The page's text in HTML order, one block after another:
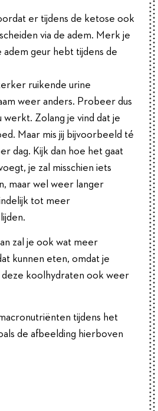
er tijdens de ketose ook
via de adem. Merk je
geur hebt tijdens de
ruikende urine
weer anders. Probeer dus
werkt. Zolang je vind dat je
Maar mis jij bijvoorbeeld té
dag. Kijk dan hoe het gaat
je zal misschien iets
maar wel weer langer
tot meer
zal je ook wat meer
kunnen eten, omdat je
koolhydraten ook weer
tijdens het
de afbeelding hierboven